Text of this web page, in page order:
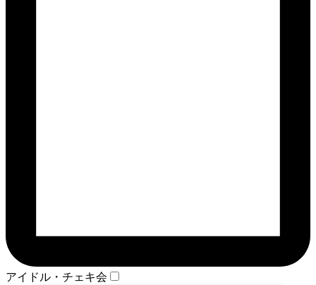
アイドル・チェキ会